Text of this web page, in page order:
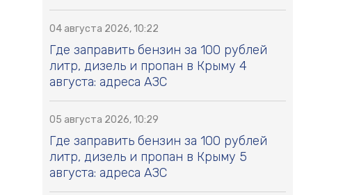
04 августа 2026, 10:22
Где заправить бензин за 100 рублей
литр, дизель и пропан в Крыму 4
августа: адреса АЗС
05 августа 2026, 10:29
Где заправить бензин за 100 рублей
литр, дизель и пропан в Крыму 5
августа: адреса АЗС